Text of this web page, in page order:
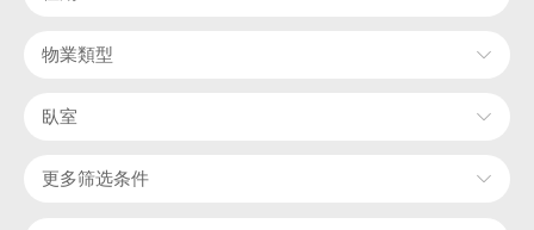
物業類型
臥室
更多筛选条件